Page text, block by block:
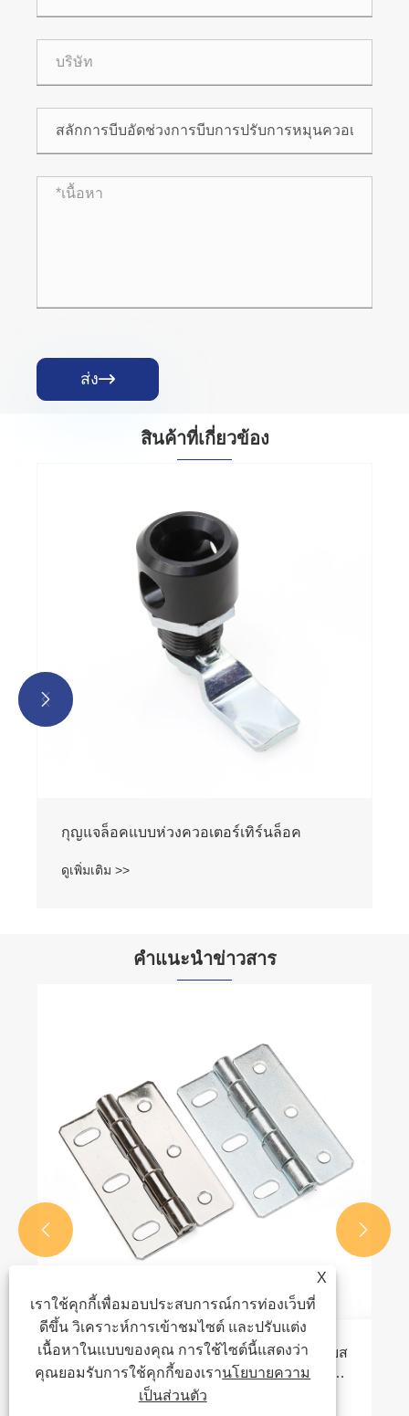
ส่ง
สินค้าที่เกี่ยวข้อง
ล็อคประตูตู้หยอดเหรียญ Master Tubular


คำแนะนำข่าวสาร
 
X
เราใช้คุกกี้เพื่อมอบประสบการณ์การท่องเว็บที่
ดีขึ้น วิเคราะห์การเข้าชมไซต์ และปรับแต่ง
เนื้อหาในแบบของคุณ การใช้ไซต์นี้แสดงว่า
คุณยอมรับการใช้คุกกี้ของเรานโยบายความ
เป็นส่วนตัว